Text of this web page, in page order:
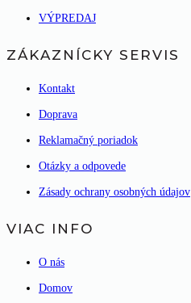
VÝPREDAJ
ZÁKAZNÍCKY SERVIS
Kontakt
Doprava
Reklamačný poriadok
Otázky a odpovede
Zásady ochrany osobných údajov
VIAC INFO
O nás
Domov